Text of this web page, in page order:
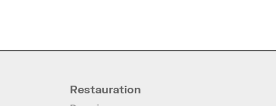
Restauration